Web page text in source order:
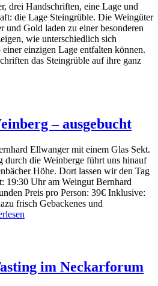
drei Handschriften, eine Lage und
die Lage Steingrüble. Die Weingüter
Gold laden zu einer besonderen
wie unterschiedlich sich
einzigen Lage entfalten können.
das Steingrüble auf ihre ganz
– ausgebucht
Ellwanger mit einem Glas Sekt.
durch die Weinberge führt uns hinauf
Höhe. Dort lassen wir den Tag
19:30 Uhr am Weingut Bernhard
Preis pro Person: 39€ Inklusive:
frisch Gebackenes und
im Neckarforum